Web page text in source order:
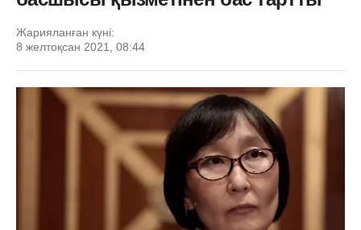
Жарияланған күні:
8 желтоқсан 2021, 08:44